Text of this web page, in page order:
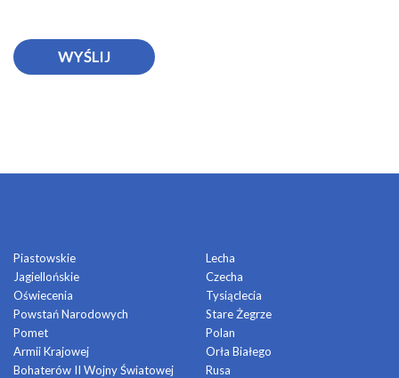
Piastowskie
Jagiellońskie
Oświecenia
Powstań Narodowych
Pomet
Armii Krajowej
Bohaterów II Wojny Światowej
Lecha
Czecha
Tysiąclecia
Stare Żegrze
Polan
Orła Białego
Rusa